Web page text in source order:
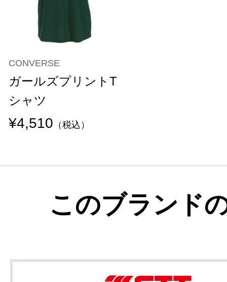
CONVERSE
ガールズプリントT
シャツ
¥4,510 （税込）
このブランド